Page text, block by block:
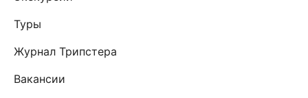
Туры
Журнал Трипстера
Вакансии